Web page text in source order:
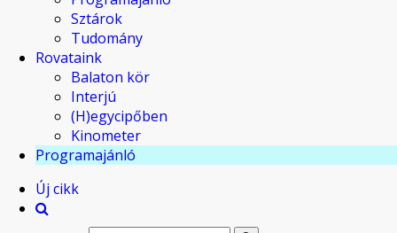
Sztárok
Tudomány
Rovataink
Balaton kör
Interjú
(H)egycipőben
Kinometer
Programajánló
Új cikk